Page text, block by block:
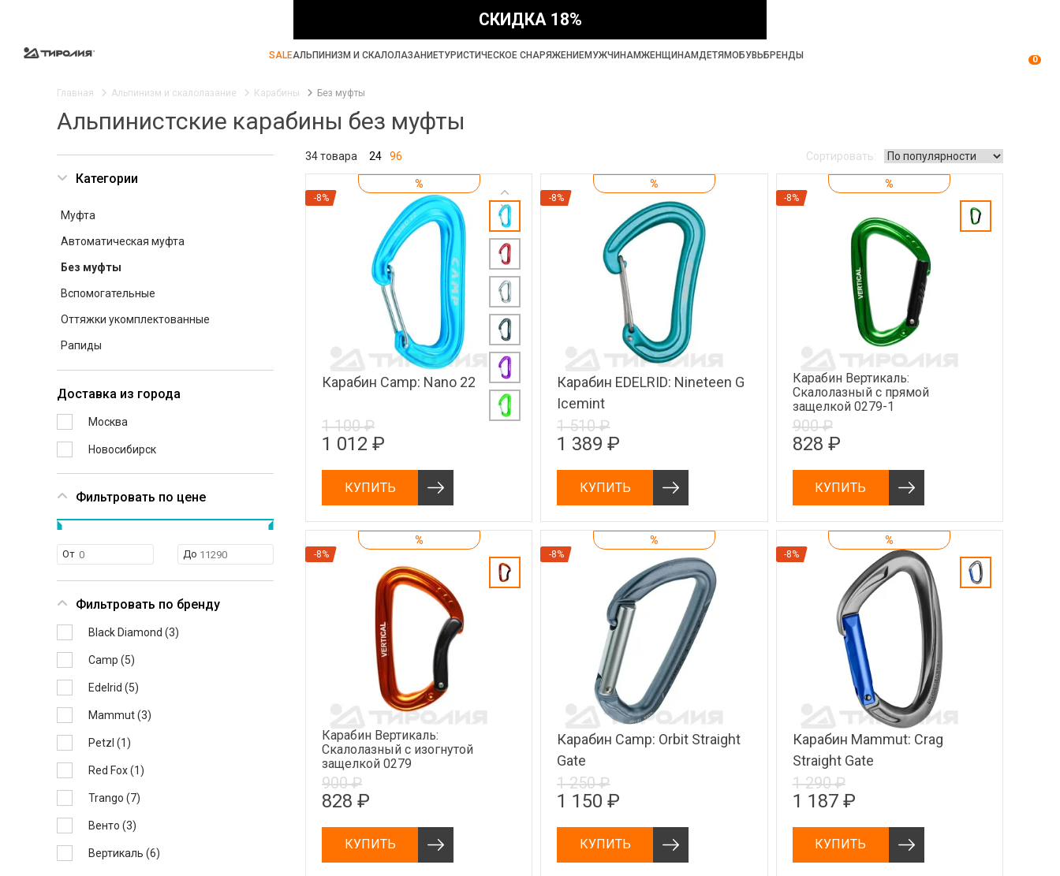
СКИДКА 18%
SALEАЛЬПИНИЗМ И СКАЛОЛАЗАНИЕТУРИСТИЧЕСКОЕ СНАРЯЖЕНИЕМУЖЧИНАМЖЕНЩИНАМДЕТЯМОБУВЬ БРЕНДЫ 0
Главная Альпинизм и скалолазание Карабины Без муфты
Альпинистские карабины без муфты
Категории
Муфта
Автоматическая муфта
Без муфты
Вспомогательные
Оттяжки укомплектованные
Рапиды
Доставка из города
Москва
Новосибирск
Фильтровать по цене
От До
Фильтровать по бренду
Black Diamond (3)
Camp (5)
Edelrid (5)
Mammut (3)
Petzl (1)
Red Fox (1)
Trango (7)
Венто (3)
Вертикаль (6)
34 товара 24 96 Сортировать:
%
-8%
Карабин Camp: Nano 22
1 100 ₽
1 012 ₽
КУПИТЬ
%
-8%
Карабин EDELRID: Nineteen G
Icemint
1 510 ₽
1 389 ₽
КУПИТЬ
%
-8%
Карабин Вертикаль:
Скалолазный с прямой
защелкой 0279-1
900 ₽
828 ₽
КУПИТЬ
%
-8%
Карабин Вертикаль:
Скалолазный с изогнутой
защелкой 0279
900 ₽
828 ₽
КУПИТЬ
%
-8%
Карабин Camp: Orbit Straight
Gate
1 250 ₽
1 150 ₽
КУПИТЬ
%
-8%
Карабин Mammut: Crag
Straight Gate
1 290 ₽
1 187 ₽
КУПИТЬ